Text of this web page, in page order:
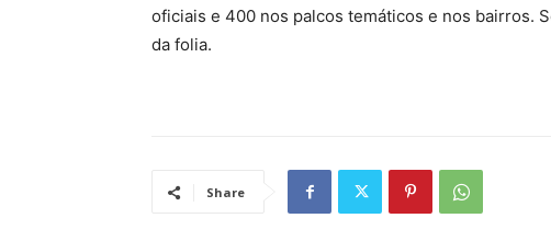
oficiais e 400 nos palcos temáticos e nos bairros.
da folia.
Share